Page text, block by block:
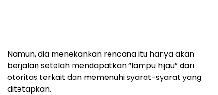
Namun, dia menekankan rencana itu hanya akan
berjalan setelah mendapatkan “lampu hijau” dari
otoritas terkait dan memenuhi syarat-syarat yang
ditetapkan.